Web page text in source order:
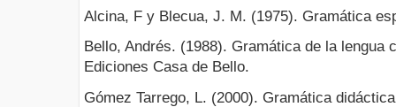
Alcina, F y Blecua, J. M. (1975). Gramática
Bello, Andrés. (1988). Gramática de la lengua
Ediciones Casa de Bello.
Gómez Tarrego, L. (2000). Gramática